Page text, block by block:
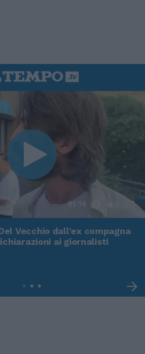
01:16
Vecchio dall'ex compagna
ai giornalisti